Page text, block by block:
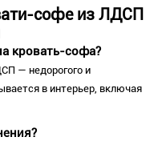
софе из ЛДСП
кровать-софа?
— недорогого и
в интерьер, включая